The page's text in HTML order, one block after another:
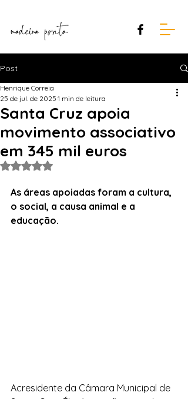
Post
Santa Cruz apoia
movimento associativo
em 345 mil euros
Henrique Correia
25 de jul. de 2025 1 min de leitura
Avaliado com NaN de 5 estrelas.
As áreas apoiadas foram a cultura,
o social, a causa animal e a
educação.
Acresidente da Câmara Municipal de